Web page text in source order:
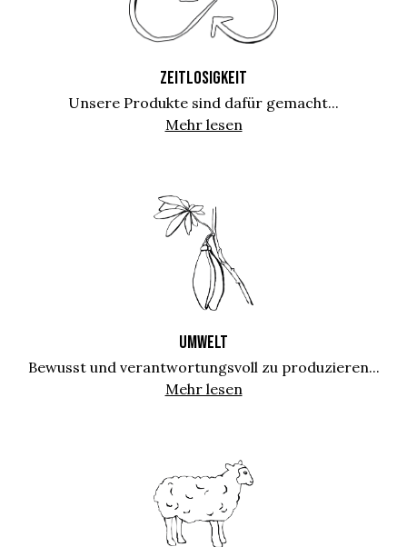
ZEITLOSIGKEIT
Unsere Produkte sind dafür gemacht...
Mehr lesen
UMWELT
Bewusst und verantwortungsvoll zu produzieren...
Mehr lesen